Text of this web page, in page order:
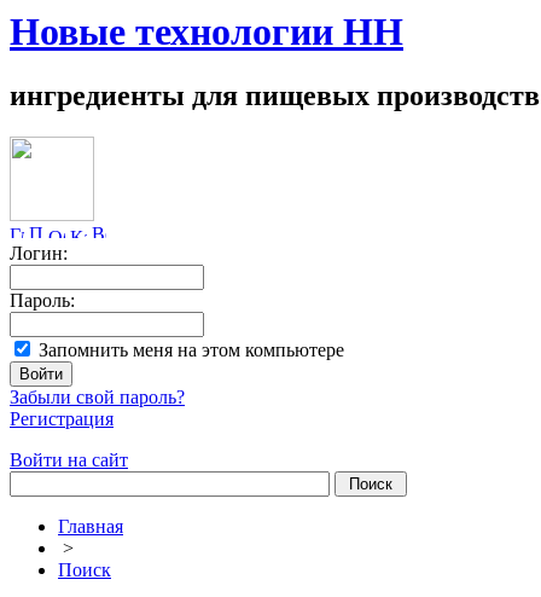
Новые технологии НН
ингредиенты для пищевых производств
Логин:
Пароль:
Запомнить меня на этом компьютере
Забыли свой пароль?
Регистрация
Войти на сайт
Главная
>
Поиск